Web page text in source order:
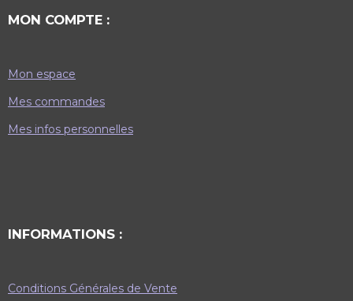
MON COMPTE :
Mon espace
Mes commandes
Mes infos personnelles
INFORMATIONS :
Conditions Générales de Vente